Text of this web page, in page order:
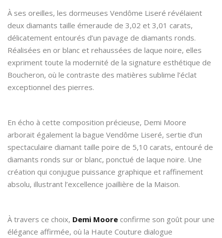
À ses oreilles, les dormeuses Vendôme Liseré révélaient
deux diamants taille émeraude de 3,02 et 3,01 carats,
délicatement entourés d’un pavage de diamants ronds.
Réalisées en or blanc et rehaussées de laque noire, elles
expriment toute la modernité de la signature esthétique de
Boucheron, où le contraste des matières sublime l’éclat
exceptionnel des pierres.
En écho à cette composition précieuse, Demi Moore
arborait également la bague Vendôme Liseré, sertie d’un
spectaculaire diamant taille poire de 5,10 carats, entouré de
diamants ronds sur or blanc, ponctué de laque noire. Une
création qui conjugue puissance graphique et raffinement
absolu, illustrant l’excellence joaillière de la Maison.
À travers ce choix, Demi Moore confirme son goût pour une
élégance affirmée, où la Haute Couture dialogue